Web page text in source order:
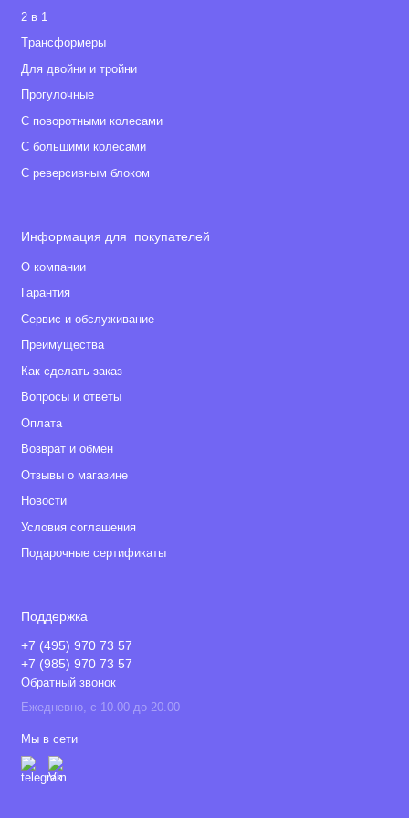
Габариты
• Внутренние размеры прогулочного блока: 96×40 см
• Вес прогулочного блока: 4 кг
• Вес шасси + колеса: 7,9 кг
• Вес коляски с люлькой: 11,1 кг
2 в 1
Tрансформеры
Для двойни и тройни
Прогулочные
С поворотными колесами
С большими колесами
С реверсивным блоком
Информация для покупателей
О компании
Гарантия
Сервис и обслуживание
Преимущества
Как сделать заказ
Вопросы и ответы
Оплата
Возврат и обмен
Отзывы о магазине
Новости
Условия соглашения
Подарочные сертификаты
Поддержка
+7 (495) 970 73 57
+7 (985) 970 73 57
Обратный звонок
Ежедневно, с 10.00 до 20.00
Мы в сети